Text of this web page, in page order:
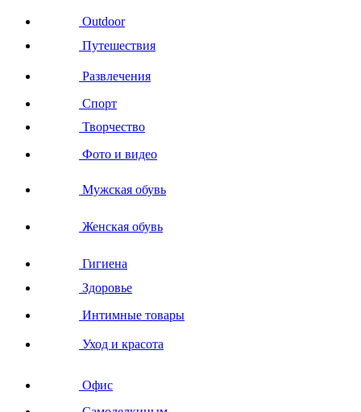
Outdoor
Путешествия
Развлечения
Спорт
Творчество
Фото и видео
Мужская обувь
Женская обувь
Гигиена
Здоровье
Интимные товары
Уход и красота
Офис